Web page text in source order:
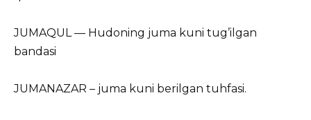
JUMAQUL — Hudoning juma kuni tug’ilgan
bandasi
JUMANAZAR – juma kuni berilgan tuhfasi.